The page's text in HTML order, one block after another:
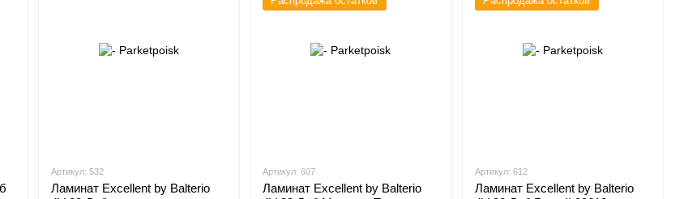
Артикул: 532
Ламинат Excellent by Balterio
Артикул: 607
Ламинат Excellent by Balterio
Артикул: 612
Ламинат Excellent by Balterio